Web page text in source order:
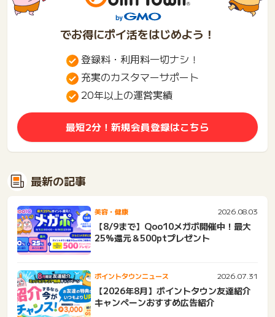
でお得にポイ活をはじめよう！
登録料・利用料一切ナシ！
充実のカスタマーサポート
20年以上の運営実績
最短2分！新規会員登録はこちら
最新の記事
美容・健康 2026.08.03
【8/9まで】Qoo10メガポ開催中！最大
25%還元＆500ptプレゼント
ポイントタウンニュース 2026.07.31
【2026年8月】ポイントタウン友達紹介
キャンペーンおすすめ広告紹介